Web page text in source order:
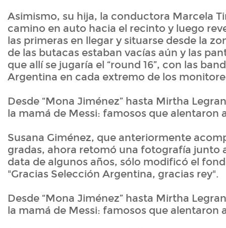
Asimismo, su hija, la conductora Marcela
camino en auto hacia el recinto y luego
las primeras en llegar y situarse desde la
de las butacas estaban vacías aún y las
que allí se jugaría el “round 16”, con las
Argentina en cada extremo de los
Desde “Mona Jiménez” hasta Mirtha
la mamá de Messi: famosos que alentaron
Susana Giménez, que anteriormente
gradas, ahora retomó una fotografía junto
data de algunos años, sólo modificó el
"Gracias Selección Argentina, gracias rey".
Desde “Mona Jiménez” hasta Mirtha
la mamá de Messi: famosos que alentaron